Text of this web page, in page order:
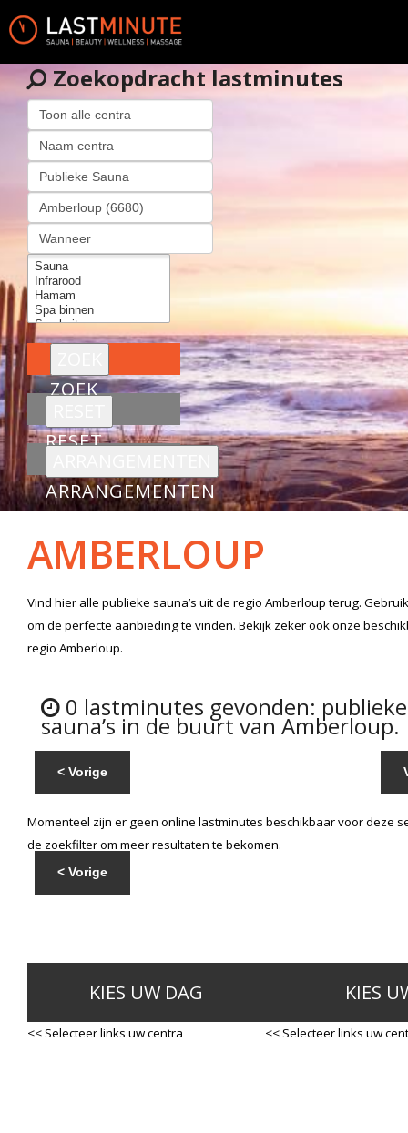
Zoekopdracht lastminutes
ZOEK
RESET
ARRANGEMENTEN
AMBERLOUP
Vind hier alle publieke sauna’s uit de regio Amberloupterug.
om de perfecte aanbieding te vinden. Bekijk zeker ook onze
regio Amberloup.
0 lastminutes gevonden: publieke
sauna’s in de buurt van Amberloup.
< Vorige
Momenteel zijn er geen online lastminutes beschikbaar voor deze
de zoekfilter om meer resultaten te bekomen.
< Vorige
KIES UW DAG
<< Selecteer links uw centra
KIES
<< Selecteer links uw